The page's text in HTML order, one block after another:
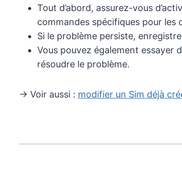
Tout d’abord, assurez-vous
commandes spécifiques pour
Si le problème persiste,
Vous pouvez également essayer
résoudre le problème.
→ Voir aussi : modifier un Sim déjà